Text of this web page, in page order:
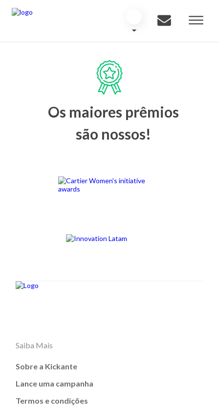
Os maiores prêmios
são nossos!
Saiba Mais
Sobre a Kickante
Lance uma campanha
Termos e condições